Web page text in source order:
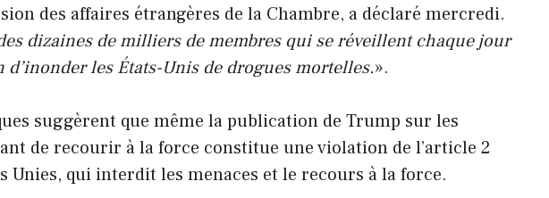
des affaires étrangères de la Chambre, a déclaré mercredi.
dizaines de milliers de membres qui se réveillent chaque jour
les États-Unis de drogues mortelles.».
suggèrent que même la publication de Trump sur les
de recourir à la force constitue une violation de l’article 2
Unies, qui interdit les menaces et le recours à la force.